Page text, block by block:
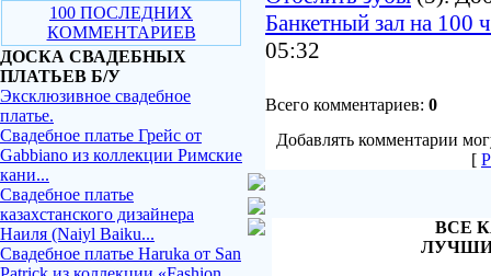
100 ПОСЛЕДНИХ
КОММЕНТАРИЕВ
ДОСКА СВАДЕБНЫХ
ПЛАТЬЕВ Б/У
Эксклюзивное свадебное
платье.
Свадебное платье Грейс от
Gabbiano из коллекции Римские
кани...
Свадебное платье
казахстанского дизайнера
Наиля (Naiyl Baiku...
Свадебное платье Haruka от San
Банкетный зал на 100
05:32
Всего комментариев: 0
Добавлять комментарии
[
ВСЕ